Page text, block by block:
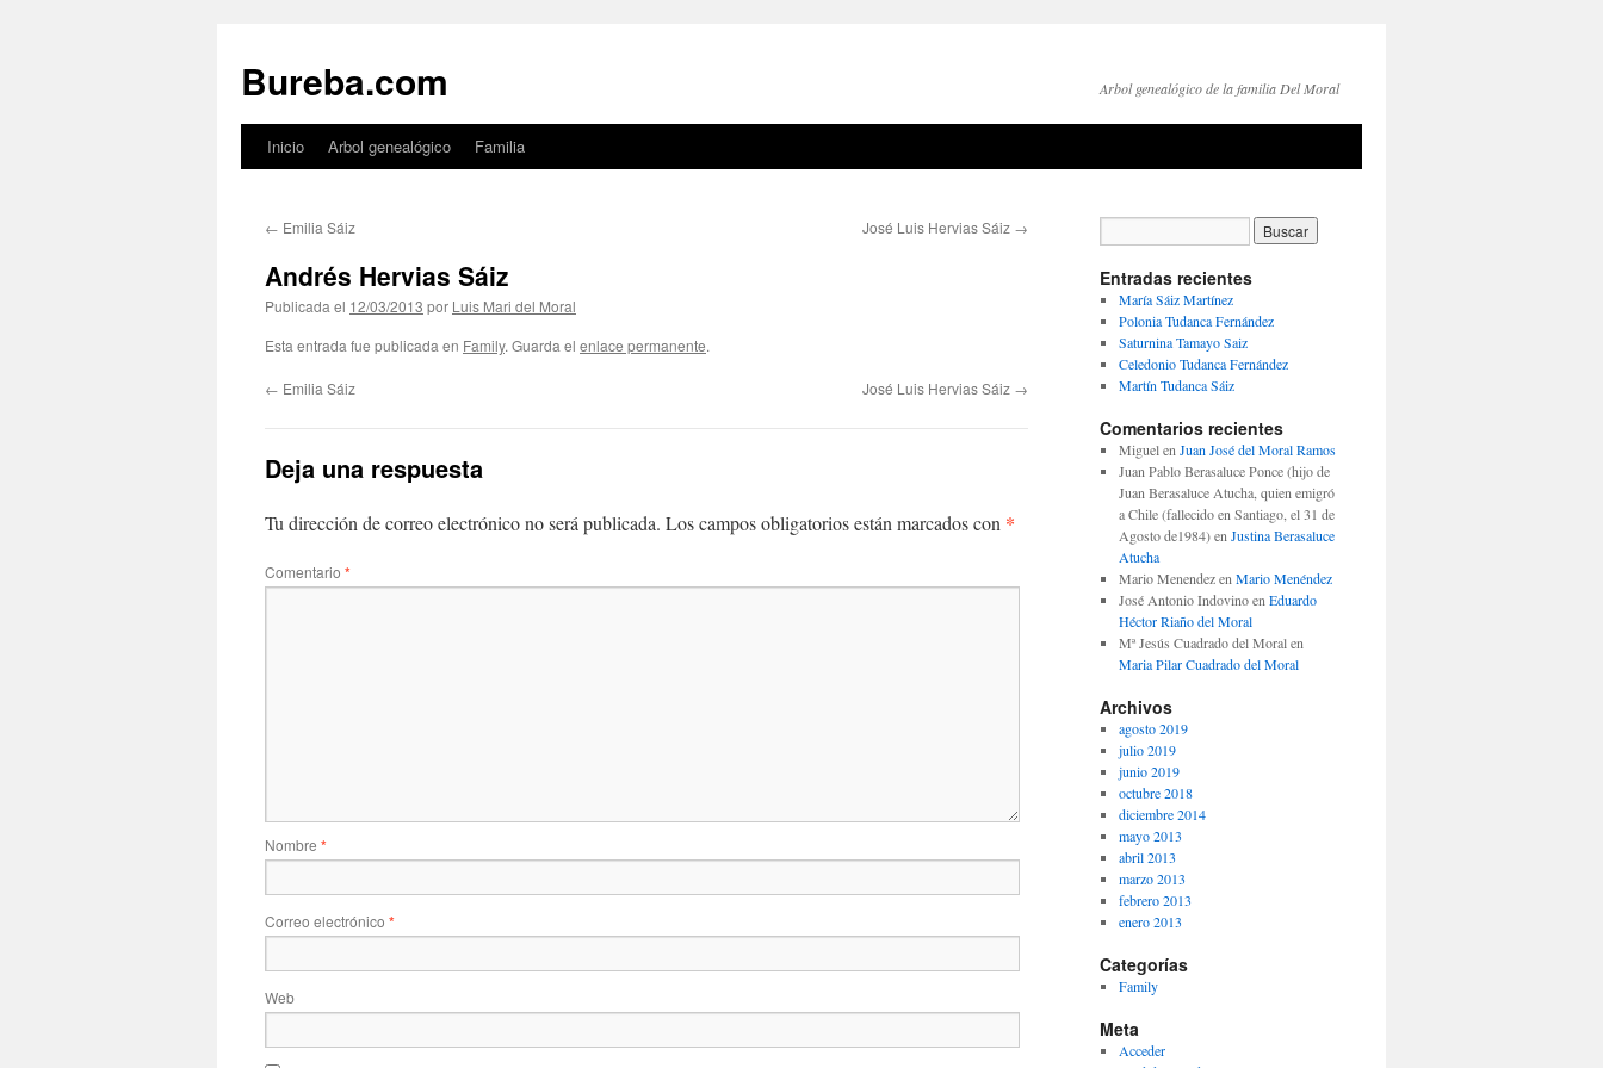
Bureba.com Arbol genealógico de la familia Del Moral
Saltar
contenido
Inicio Arbol genealógico Familia
← Emilia Sáiz José Luis Hervias Sáiz →
Andrés Hervias Sáiz
Publicada el 12/03/2013 por Luis Mari del Moral
Esta entrada fue publicada en Family. Guarda el enlace permanente.
← Emilia Sáiz José Luis Hervias Sáiz →
Deja una respuesta
Tu dirección de correo electrónico no será publicada. Los campos obligatorios están marcados con *
Comentario *
Nombre *
Correo electrónico *
Web
Entradas recientes
María Sáiz Martínez
Polonia Tudanca Fernández
Saturnina Tamayo Saiz
Celedonio Tudanca Fernández
Martín Tudanca Sáiz
Comentarios recientes
Miguelen Juan José del Moral Ramos
Juan Pablo Berasaluce Ponce (hijo de
Juan Berasaluce Atucha, quien emigró
a Chile (fallecido en Santiago, el 31 de
Agosto de1984)en Justina Berasaluce
Atucha
Mario Menendezen Mario Menéndez
José Antonio Indovinoen Eduardo
Héctor Riaño del Moral
Mª Jesús Cuadrado del Moralen
Maria Pilar Cuadrado del Moral
Archivos
agosto 2019
julio 2019
junio 2019
octubre 2018
diciembre 2014
mayo 2013
abril 2013
marzo 2013
febrero 2013
enero 2013
Categorías
Family
Meta
Acceder